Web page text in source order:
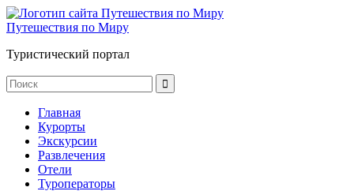
Путешествия по Миру
Туристический портал
Главная
Курорты
Экскурсии
Развлечения
Отели
Туроператоры